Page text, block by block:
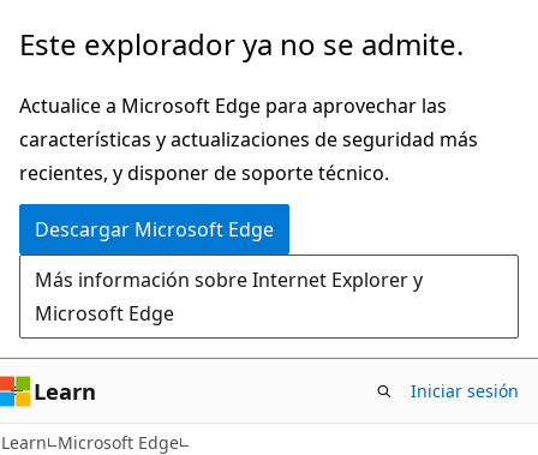
Ir
contenido
principal
Este explorador ya no se admite.
Actualice a Microsoft Edge para aprovechar las
características y actualizaciones de seguridad más
recientes, y disponer de soporte técnico.
Descargar Microsoft Edge
Más información sobre Internet Explorer y
Microsoft Edge
Learn Iniciar sesión
Learn Microsoft Edge